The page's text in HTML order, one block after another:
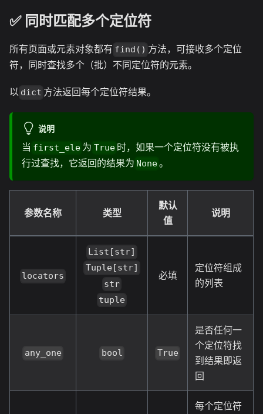
✅️️ 同时匹配多个定位符
所有页面或元素对象都有 find() 方法，可接收多个定位
符，同时查找多个（批）不同定位符的元素。
以 dict 方法返回每个定位符结果。
说明
当 first_ele 为 True 时，如果一个定位符没有被执
行过查找，它返回的结果为 None。
参数名称 类型
默认
值
说明
locators
List[str]
Tuple[str]
str
tuple
必填
定位符组成
的列表
any_one bool True
是否任何一
个定位符找
到结果即返
回
每个定位符